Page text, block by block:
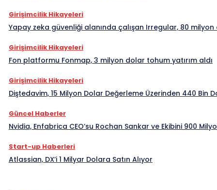
Girişimcilik Hikayeleri
Yapay zeka güvenliği alanında çalışan Irregular, 80 milyon
Girişimcilik Hikayeleri
Fon platformu Fonmap, 3 milyon dolar tohum yatırım aldı
Girişimcilik Hikayeleri
Diştedavim, 15 Milyon Dolar Değerleme Üzerinden 440 Bin
Güncel Haberler
Nvidia, Enfabrica CEO’su Rochan Sankar ve Ekibini 900
Start-up Haberleri
Atlassian, DX’i 1 Milyar Dolara Satın Alıyor